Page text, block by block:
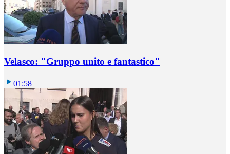
Velasco: "Gruppo unito e fantastico"
01:58